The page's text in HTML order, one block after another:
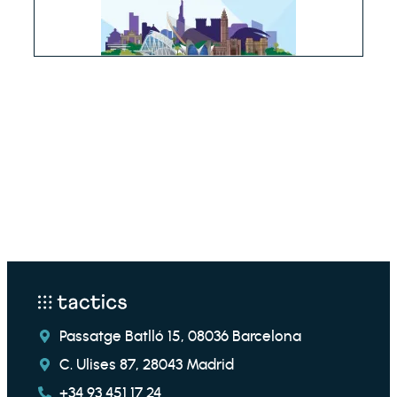
Passatge Batlló 15, 08036 Barcelona
C. Ulises 87, 28043 Madrid
+34 93 451 17 24